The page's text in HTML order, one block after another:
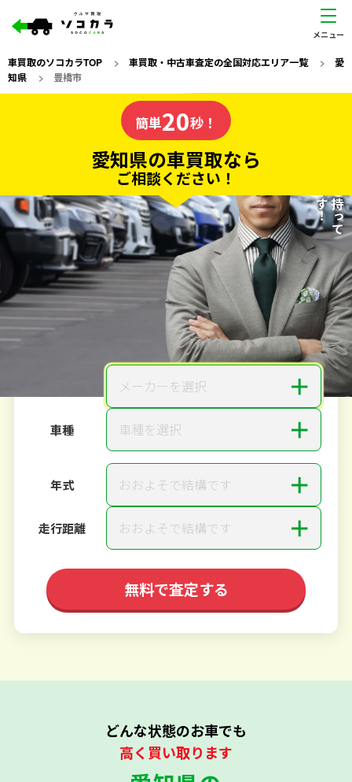
車買取のソコカラTOP > 車買取・中古車査定の全国対応エリア一覧> 愛
知県 > 豊橋市
の車買取なら
ソコカラの
電話か出張か、高い方の査定を提案。
だから高価買取!
私たちが責任を持って
査定いたします！
簡単20秒！
愛知県の車買取なら
ご相談ください！
20秒で入力完了！
無料で カンタンWeb査定
ご依頼いただいたお車を丁寧に査定いたします
メーカーを選択 ＋
車種 車種を選択 ＋
年式 おおよそで結構です ＋
走行距離 おおよそで結構です ＋
無料で査定する
どんな状態のお車でも
高く買い取ります